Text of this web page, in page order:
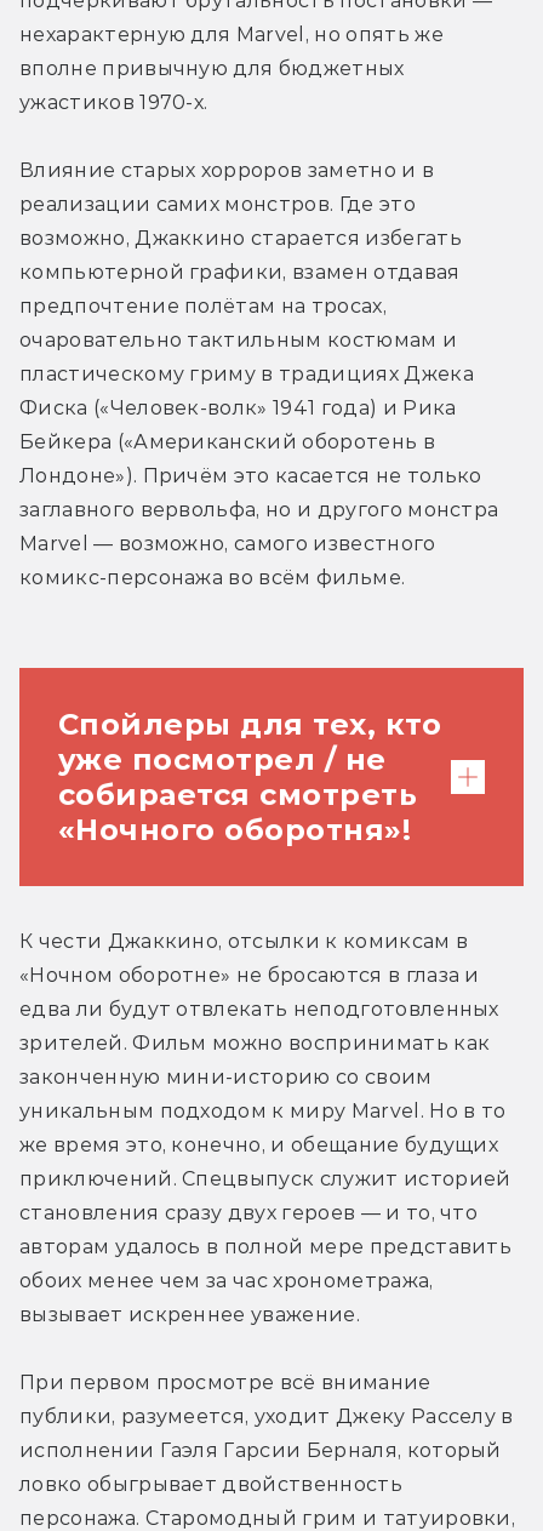
нехарактерную для Marvel, но опять же
вполне привычную для бюджетных
ужастиков 1970-х.
Влияние старых хорроров заметно и в
реализации самих монстров. Где это
возможно, Джаккино старается избегать
компьютерной графики, взамен отдавая
предпочтение полётам на тросах,
очаровательно тактильным костюмам и
пластическому гриму в традициях Джека
Фиска («Человек-волк» 1941 года) и Рика
Бейкера («Американский оборотень в
Лондоне»). Причём это касается не только
заглавного вервольфа, но и другого монстра
Marvel — возможно, самого известного
комикс-персонажа во всём фильме.
Спойлеры для тех, кто
уже посмотрел / не
собирается смотреть
«Ночного оборотня»!
В лабиринте Бладстоунов герои
встречают Лешего (он же Man-Thing) —
легендарного болотного монстра, за
долгую карьеру в комиксах успевшего
побывать частью нескольких
антигеройских команд (включая
"Громовержцев", которые вот-вот
станут частью Киновселенной Marvel)
и заполучившего множество разных
сверхспособностей. Тело Лешего
может менять форму и поглощать
любой урон; убить чудище не удалось
Также монстр чувствует страх в
сердцах жертв и, реагируя на него,
сжигает их дотла при помощи
кислоты, что как раз и показано в
«Ночном оборотне». Но самая
К чести Джаккино, отсылки к комиксам в
«Ночном оборотне» не бросаются в глаза и
едва ли будут отвлекать неподготовленных
зрителей. Фильм можно воспринимать как
законченную мини-историю со своим
уникальным подходом к миру Marvel. Но в то
же время это, конечно, и обещание будущих
приключений. Спецвыпуск служит историей
становления сразу двух героев — и то, что
авторам удалось в полной мере представить
обоих менее чем за час хронометража,
вызывает искреннее уважение.
При первом просмотре всё внимание
публики, разумеется, уходит Джеку Расселу в
исполнении Гаэля Гарсии Берналя, который
ловко обыгрывает двойственность
персонажа. Старомодный грим и татуировки,